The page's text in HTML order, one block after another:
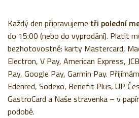
Každý den připravujeme tři polední
do 15:00 (nebo do vyprodání). Platit
bezhotovostně: karty Mastercard,
Electron, V Pay, American Express,
Pay, Google Pay, Garmin Pay.
Edenred, Sodexo, Benefit Plus, UP
GastroCard a Naše stravenka – v
podobě.